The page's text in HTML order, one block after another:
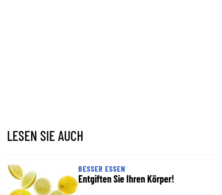
LESEN SIE AUCH
BESSER ESSEN
Entgiften Sie Ihren Körper!